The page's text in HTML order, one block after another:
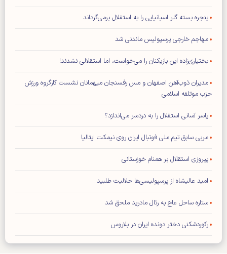
پنجره بسته گلر اسپانیایی را به استقلال برمی‌گرداند
مهاجم خارجی پرسپولیس ماندنی شد
بختیاری‌زاده این بازیکنان را می‌خواست، اما استقلالی نشدند!
مدیران ذوب‌آهن اصفهان و مس رفسنجان میهمانان نشست کارگروه ورزش
حزب موتلفه اسلامی
یاسر آسانی استقلال را به دردسر می‌اندازد؟
مربی سابق تیم ملی فوتبال ایران روی نیمکت ایتالیا
پیروزی استقلال بر همنام خوزستانی
امید عالیشاه از پرسپولیسی‌ها حلالیت طلبید
ستاره ساحل عاج به رئال مادرید ملحق شد
رکوردشکنی دختر دونده ایران در بلاروس
مودریچ: میلان بهترین باشگاه برای من است